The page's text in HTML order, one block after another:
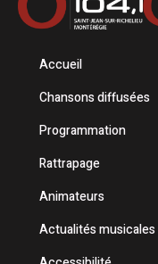
Accueil
Chansons diffusées
Programmation
Rattrapage
Animateurs
Actualités musicales